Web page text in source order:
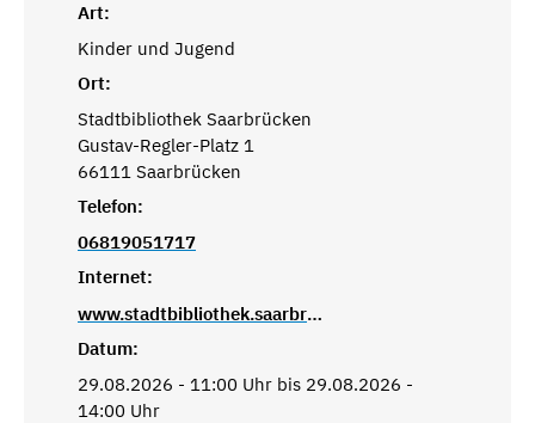
Art:
Kinder und Jugend
Ort:
Stadtbibliothek Saarbrücken
Gustav-Regler-Platz 1
66111 Saarbrücken
Telefon:
06819051717
Internet:
www.stadtbibliothek.saarbruecken.de
Datum:
29.08.2026 - 11:00 Uhr bis 29.08.2026 -
14:00 Uhr